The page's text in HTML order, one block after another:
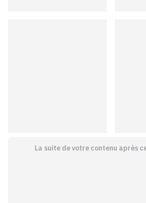
La suite de votre contenu après